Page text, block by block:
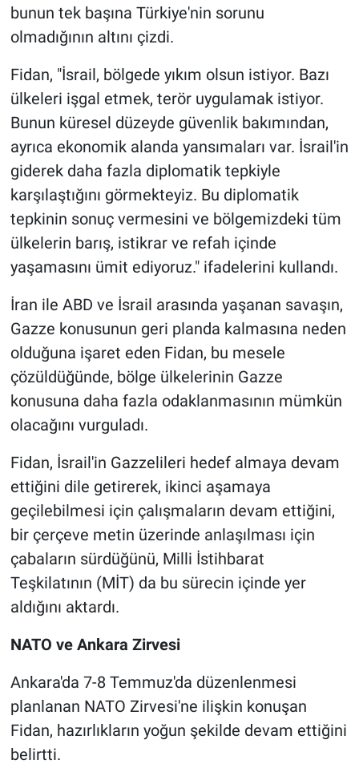
bunun tek başına Türkiye'nin sorunu
olmadığının altını çizdi.
Fidan, "İsrail, bölgede yıkım olsun istiyor. Bazı
ülkeleri işgal etmek, terör uygulamak istiyor.
Bunun küresel düzeyde güvenlik bakımından,
ayrıca ekonomik alanda yansımaları var. İsrail'in
giderek daha fazla diplomatik tepkiyle
karşılaştığını görmekteyiz. Bu diplomatik
tepkinin sonuç vermesini ve bölgemizdeki tüm
ülkelerin barış, istikrar ve refah içinde
yaşamasını ümit ediyoruz." ifadelerini kullandı.
İran ile ABD ve İsrail arasında yaşanan savaşın,
Gazze konusunun geri planda kalmasına neden
olduğuna işaret eden Fidan, bu mesele
çözüldüğünde, bölge ülkelerinin Gazze
konusuna daha fazla odaklanmasının mümkün
olacağını vurguladı.
Fidan, İsrail'in Gazzelileri hedef almaya devam
ettiğini dile getirerek, ikinci aşamaya
geçilebilmesi için çalışmaların devam ettiğini,
bir çerçeve metin üzerinde anlaşılması için
çabaların sürdüğünü, Milli İstihbarat
Teşkilatının (MİT) da bu sürecin içinde yer
aldığını aktardı.
NATO ve Ankara Zirvesi
Ankara'da 7-8 Temmuz'da düzenlenmesi
planlanan NATO Zirvesi'ne ilişkin konuşan
Fidan, hazırlıkların yoğun şekilde devam ettiğini
belirtti.